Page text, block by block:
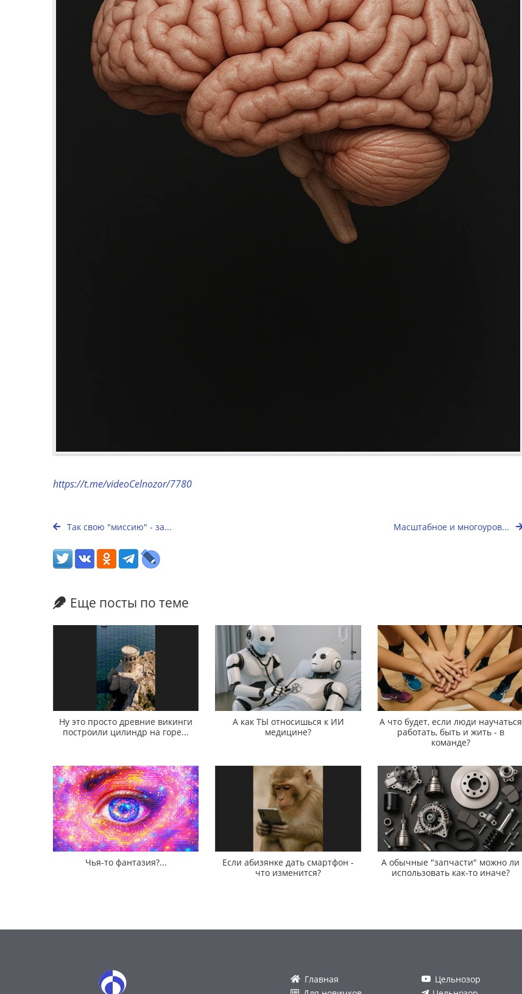
https://t.me/videoCelnozor/7780
Так свою "миссию" - за... Масштабное и многоуров...
Еще посты по теме
Ну это просто древние викинги
построили цилиндр на горе...
А как ТЫ относишься к ИИ
медицине?
А что будет, если люди научаться
работать, быть и жить - в
команде?
Чья-то фантазия?...
Если абизянке дать смартфон -
что изменится?
А обычные "запчасти" можно ли
использовать как-то иначе?
Главная
Цельнозор